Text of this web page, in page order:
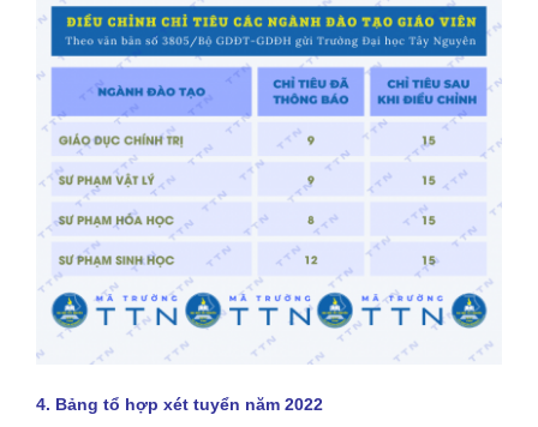
4. Bảng tổ hợp xét tuyển năm 2022